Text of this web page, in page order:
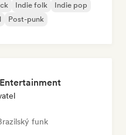
Indie folk
Indie pop
Post-punk
funk